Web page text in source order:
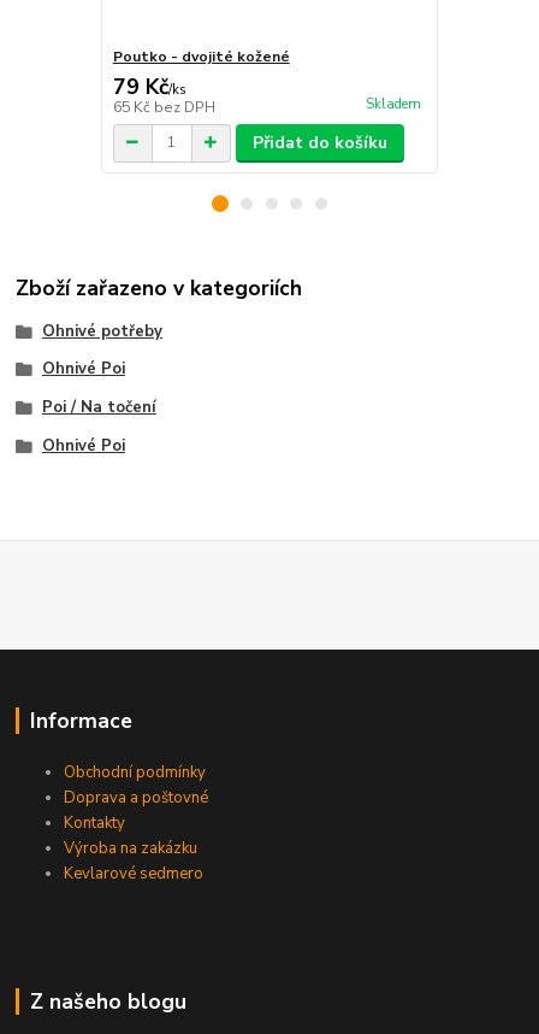
Poutko - dvojité kožené
79 Kč/ks
65 Kč bez DPH Skladem
Přidat do košíku
Zboží zařazeno v kategoriích
Ohnivé potřeby
Ohnivé Poi
Poi / Na točení
Ohnivé Poi
Informace
Obchodní podmínky
Doprava a poštovné
Kontakty
Výroba na zakázku
Kevlarové sedmero
Z našeho blogu